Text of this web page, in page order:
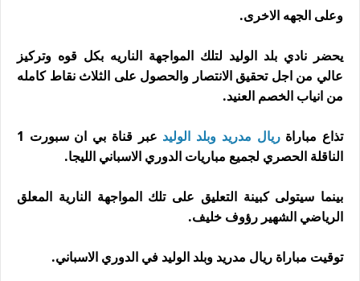
وعلى الجهه الاخرى.
يحضر نادي بلد الوليد لتلك المواجهة الناريه بكل قوه وتركيز
عالي من اجل تحقيق الانتصار والحصول على الثلاث نقاط كامله
من انياب الخصم العنيد.
تذاع مباراةريال مدريد وبلد الوليد
عبر قناة بي ان سبورت 1
الناقلة الحصري لجميع مباريات الدوري الاسباني الليجا.
بينما سيتولى كبينة التعليق على تلك المواجهة النارية المعلق
الرياضي الشهير رؤوف خليف.
توقيت مباراة ريال مدريد وبلد الوليد في الدوري الاسباني.